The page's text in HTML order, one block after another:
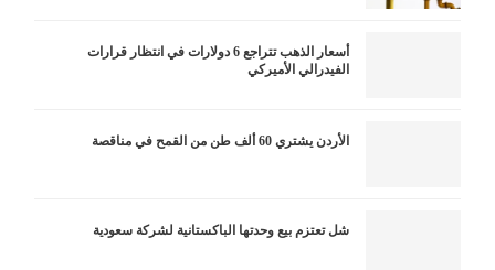
أسعار الذهب تتراجع 6 دولارات في انتظار قرارات
الفيدرالي الأميركي
الأردن يشتري 60 ألف طن من القمح في مناقصة
شل تعتزم بيع وحدتها الباكستانية لشركة سعودية